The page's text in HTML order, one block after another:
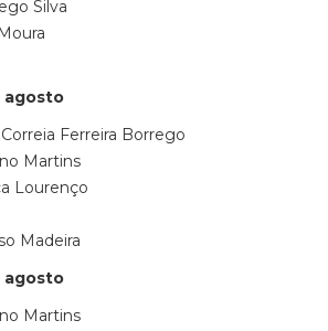
Silva
agosto
Ferreira Borrego
Martins
Lourenço
Madeira
agosto
Martins